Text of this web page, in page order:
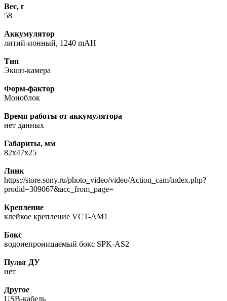
Вес, г
58
Аккумулятор
литий-ионный, 1240 mAH
Тип
Экшн-камеpа
Форм-фактор
Моноблок
Время работы от аккумулятора
нет данных
Габариты, мм
82x47x25
Линк
https://store.sony.ru/photo_video/video/Action_cam/index.php?
prodid=309067&acc_from_page=
Крепление
клейкое крепление VCT-AM1
Бокс
водонепроницаемый бокс SPK-AS2
Пульт ДУ
нет
Другое
USB-кабель